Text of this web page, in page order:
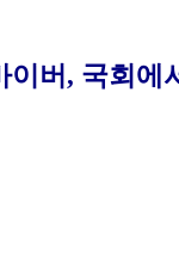
버, 국회에